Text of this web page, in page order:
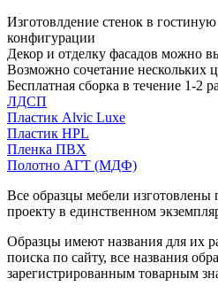
Изготовлдение стенок в
конфигурации
Декор и отделку фасадов можно
Возможно сочетание нескольких
Бесплатная сборка в течение 1-2
ЛДСП
Пластик Alvic Luxe
Пластик HPL
Пленка ПВХ
Полотно АГТ (МДФ)
Все образцы мебели
проекту в единственном
Образцы имеют названия для их
поиска по сайту, все названия
зарегистрированным товарным